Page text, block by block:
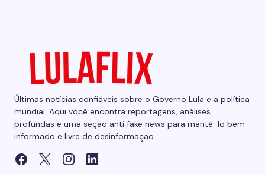
Últimas notícias confiáveis sobre o Governo Lula e a política
mundial. Aqui você encontra reportagens, análises
profundas e uma seção anti fake news para mantê-lo bem-
informado e livre de desinformação.